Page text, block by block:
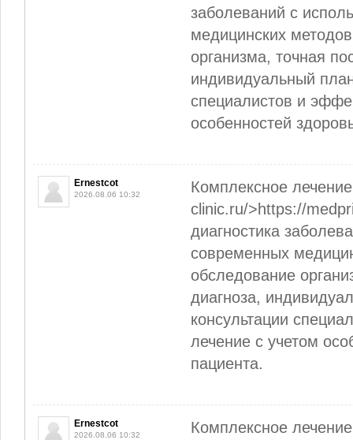
заболеваний с
медицинских
организма, точная
индивидуальный
специалистов и
особенностей
Ernestcot
2026.08.06 10:32
Комплексное
clinic.ru/>https://
диагностика
современных
обследование
диагноза,
консультации
лечение с учетом
пациента.
Ernestcot
2026.08.06 10:32
Комплексное